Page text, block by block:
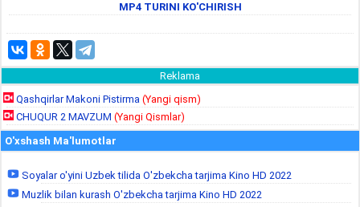
MP4 TURINI KO'CHIRISH
Reklama
Qashqirlar Makoni Pistirma (Yangi qism)
CHUQUR 2 MAVZUM (Yangi Qismlar)
O'xshash Ma'lumotlar
Soyalar o'yini Uzbek tilida O'zbekcha tarjima Kino HD 2022
Muzlik bilan kurash O'zbekcha tarjima Kino HD 2022